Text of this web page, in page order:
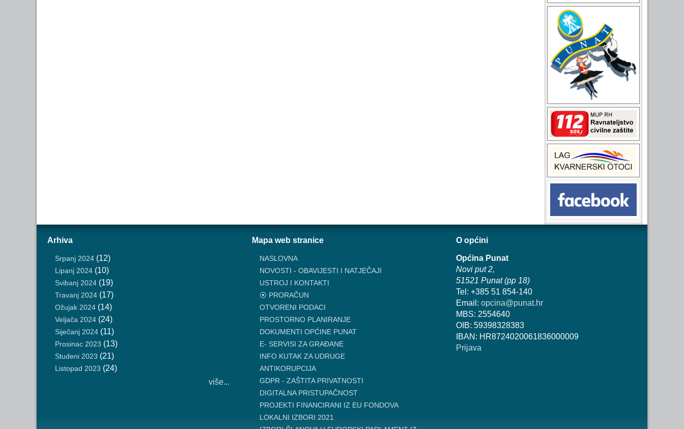
Arhiva
Srpanj 2024 (12)
Lipanj 2024 (10)
Svibanj 2024 (19)
Travanj 2024 (17)
Ožujak 2024 (14)
Veljača 2024 (24)
Siječanj 2024 (11)
Prosinac 2023 (13)
Studeni 2023 (21)
Listopad 2023 (24)
više...
Mapa web stranice
NASLOVNA
NOVOSTI - OBAVIJESTI I NATJEČAJI
USTROJ I KONTAKTI
⦿ PRORAČUN
OTVORENI PODACI
PROSTORNO PLANIRANJE
DOKUMENTI OPĆINE PUNAT
E- SERVISI ZA GRAĐANE
INFO KUTAK ZA UDRUGE
ANTIKORUPCIJA
GDPR - ZAŠTITA PRIVATNOSTI
DIGITALNA PRISTUPAČNOST
PROJEKTI FINANCIRANI IZ EU FONDOVA
LOKALNI IZBORI 2021
O općini
Općina Punat
Novi put 2,
51521 Punat (pp 18)
Tel: +385 51 854-140
Email:opcina@punat.hr
MBS: 2554640
OIB: 59398328383
IBAN: HR8724020061836000009
Prijava